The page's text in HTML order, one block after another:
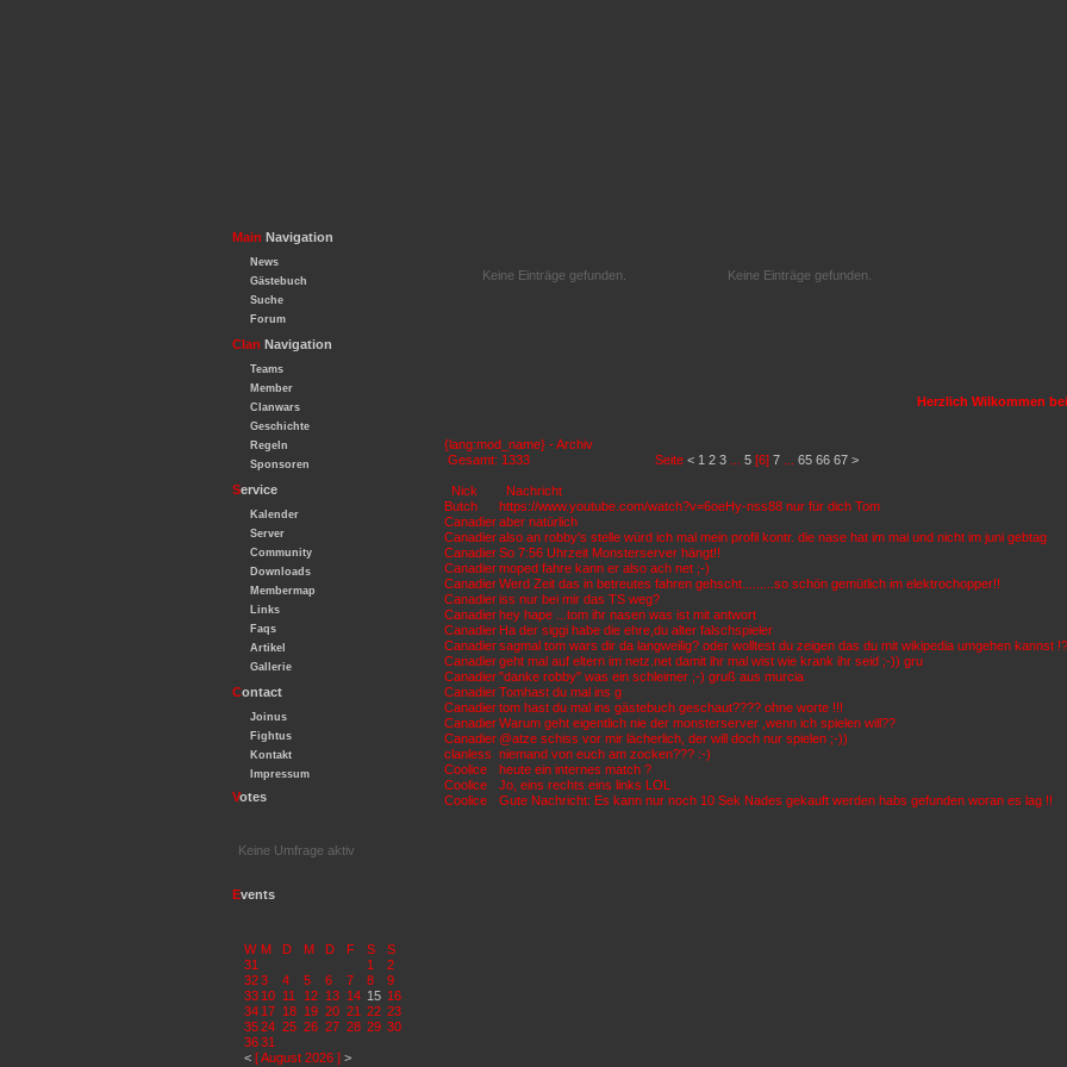
Main Navigation
News
Gästebuch
Suche
Forum
Clan Navigation
Teams
Member
Clanwars
Geschichte
Regeln
Sponsoren
Service
Kalender
Server
Community
Downloads
Membermap
Links
Faqs
Artikel
Gallerie
Contact
Joinus
Fightus
Kontakt
Impressum
Votes
Keine Umfrage aktiv
Events
W M D M D F S
S
31
1
2
32 3 4 5 6 7 8
9
33 10 11 12 13 14 15 16
34 17 18 19 20 21 22 23
35 24 25 26 27 28 29 30
36 31
<[ August 2026 ] >
Keine Einträge gefunden. Keine Einträge gefunden.
Herzlich Wilkommen bei
{lang:mod_name} - Archiv
Gesamt: 1333
Seite < 1 2 3... 5[6] 7... 65 66 67 >
Nick Nachricht
Butch
https://www.youtube.com/watch?v=6oeHy-nss88 nur für dich Tom
Canadier aber natürlich
Canadier also an robby's stelle würd ich mal mein profil kontr. die nase hat im mai und nicht im juni gebtag
Canadier So 7:56 Uhrzeit Monsterserver hängt!!
Canadier moped fahre kann er also ach net ;-)
Canadier Werd Zeit das in betreutes fahren gehscht.........so schön gemütlich im elektrochopper!!
Canadier iss nur bei mir das TS weg?
Canadier hey hape ...tom ihr nasen was ist mit antwort
Canadier Ha der siggi habe die ehre,du alter falschspieler
Canadier sagmal tom wars dir da langweilig? oder wolltest du zeigen das du mit wikipedia umgehen kannst
Canadier geht mal auf eltern im netz.net damit ihr mal wist wie krank ihr seid ;-)) gru
Canadier "danke robby" was ein schleimer ;-) gruß aus murcia
Canadier Tomhast du mal ins g
Canadier tom hast du mal ins gästebuch geschaut???? ohne worte !!!
Canadier Warum geht eigentlich nie der monsterserver ,wenn ich spielen will??
Canadier @atze schiss vor mir lächerlich, der will doch nur spielen ;-))
clanless niemand von euch am zocken??? :-)
Coolice
heute ein internes match ?
Coolice
Jo, eins rechts eins links LOL
Coolice
Gute Nachricht: Es kann nur noch 10 Sek Nades gekauft werden habs gefunden woran es lag !!